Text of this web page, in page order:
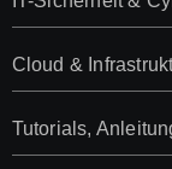
Cloud &
Tutorials,